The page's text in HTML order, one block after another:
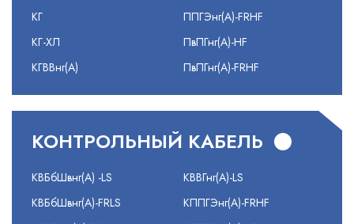
КГ
КГ-ХЛ
КГВВнг(А)
ППГЭнг(А)-FRHF
ПвПГнг(А)-HF
ПвПГнг(А)-FRHF
КОНТРОЛЬНЫЙ КАБЕЛЬ
КВБбШвнг(А) -LS
КВБбШвнг(А)-FRLS
КВВГнг(А)-LS
КППГЭнг(А)-FRHF